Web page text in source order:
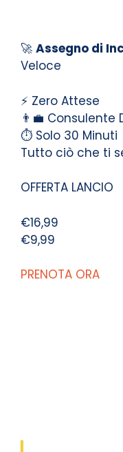
🚀 Assegno di
Veloce
⚡ Zero Attese
👨‍💼 Consulente
⏱️ Solo 30 Minuti
Tutto ciò che ti
OFFERTA LANCIO
€16,99
€9,99
PRENOTA ORA